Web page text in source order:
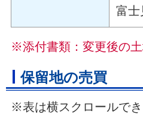
富士
※添付書類：変更後の土
保留地の売買
※表は横スクロールでき